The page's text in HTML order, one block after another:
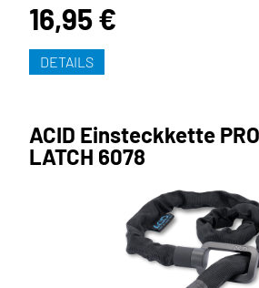
16,95 €
DETAILS
ACID Einsteckkette
LATCH 6078